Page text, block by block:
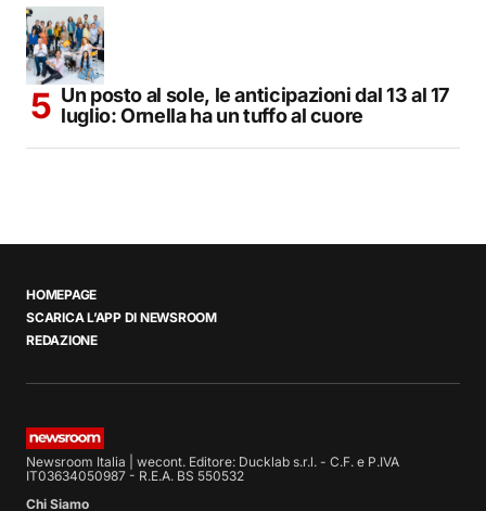
Un posto al sole, le anticipazioni dal 13 al 17
luglio: Ornella ha un tuffo al cuore
HOMEPAGE
SCARICA L’APP DI NEWSROOM
REDAZIONE
Newsroom Italia | wecont. Editore: Ducklab s.r.l. - C.F. e P.IVA
IT03634050987 - R.E.A. BS 550532
Chi Siamo